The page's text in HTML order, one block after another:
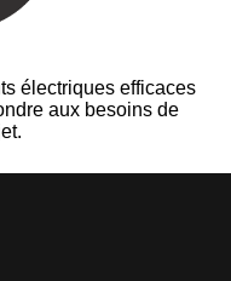
électriques efficaces
aux besoins de